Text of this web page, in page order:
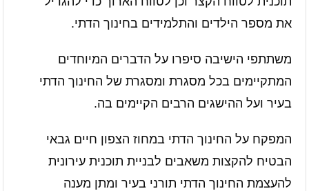
את מספר הילדים והתלמידים בחינוך הדתי.
משתתפי הישיבה סיפרו על הדברים המיוחדים
המתקיימים בכל מסגרת ומסגרת של החינוך הדתי
בעיר ועל ההישגים הרבים הקיימים בה.
המפקח על החינוך הדתי במחוז הצפון חיים גבאי
הבטיח להקצות משאבים לבניית תוכנית עירונית
להעצמת החינוך הדתי תורני בעיר ומתן מענה